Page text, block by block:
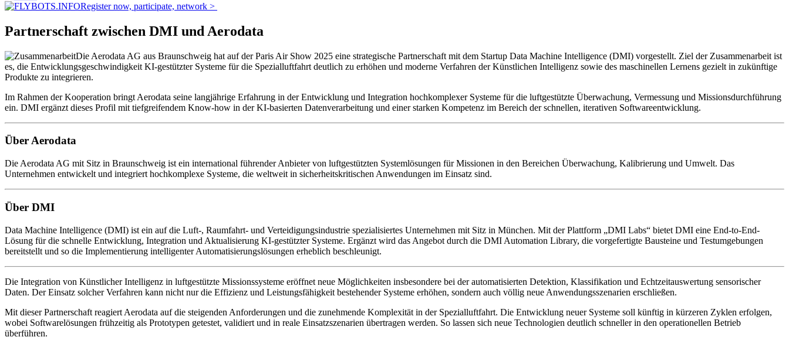
Register now, participate, network >
Partnerschaft zwischen DMI und Aerodata
Die Aerodata AG aus Braunschweig hat auf der Paris Air Show 2025 eine strategische Partnerschaft mit dem Startup Data Machine Intelligence (DMI) vorgestellt. Ziel der Zusammenarbeit ist
es, die Entwicklungsgeschwindigkeit KI-gestützter Systeme für die Spezialluftfahrt deutlich zu erhöhen und moderne Verfahren der Künstlichen Intelligenz sowie des maschinellen Lernens gezielt in zukünftige
Produkte zu integrieren.
Im Rahmen der Kooperation bringt Aerodata seine langjährige Erfahrung in der Entwicklung und Integration hochkomplexer Systeme für die luftgestützte Überwachung, Vermessung und Missionsdurchführung
ein. DMI ergänzt dieses Profil mit tiefgreifendem Know-how in der KI-basierten Datenverarbeitung und einer starken Kompetenz im Bereich der schnellen, iterativen Softwareentwicklung.
Über Aerodata
Die Aerodata AG mit Sitz in Braunschweig ist ein international führender Anbieter von luftgestützten Systemlösungen für Missionen in den Bereichen Überwachung, Kalibrierung und Umwelt. Das
Unternehmen entwickelt und integriert hochkomplexe Systeme, die weltweit in sicherheitskritischen Anwendungen im Einsatz sind.
Über DMI
Data Machine Intelligence (DMI) ist ein auf die Luft-, Raumfahrt- und Verteidigungsindustrie spezialisiertes Unternehmen mit Sitz in München. Mit der Plattform „DMI Labs“ bietet DMI eine End-to-End-
Lösung für die schnelle Entwicklung, Integration und Aktualisierung KI-gestützter Systeme. Ergänzt wird das Angebot durch die DMI Automation Library, die vorgefertigte Bausteine und Testumgebungen
bereitstellt und so die Implementierung intelligenter Automatisierungslösungen erheblich beschleunigt.
Die Integration von Künstlicher Intelligenz in luftgestützte Missionssysteme eröffnet neue Möglichkeiten insbesondere bei der automatisierten Detektion, Klassifikation und Echtzeitauswertung sensorischer
Daten. Der Einsatz solcher Verfahren kann nicht nur die Effizienz und Leistungsfähigkeit bestehender Systeme erhöhen, sondern auch völlig neue Anwendungsszenarien erschließen.
Mit dieser Partnerschaft reagiert Aerodata auf die steigenden Anforderungen und die zunehmende Komplexität in der Spezialluftfahrt. Die Entwicklung neuer Systeme soll künftig in kürzeren Zyklen erfolgen,
wobei Softwarelösungen frühzeitig als Prototypen getestet, validiert und in reale Einsatzszenarien übertragen werden. So lassen sich neue Technologien deutlich schneller in den operationellen Betrieb
überführen.